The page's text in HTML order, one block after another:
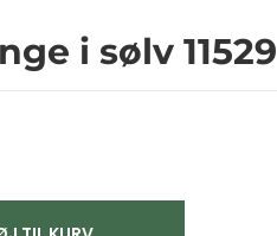
i sølv 11529